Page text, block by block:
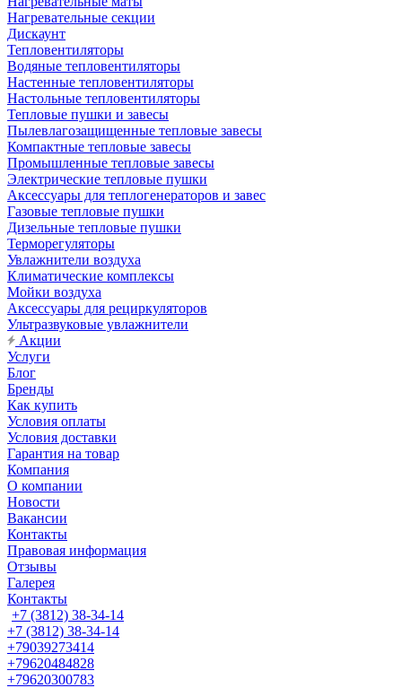
Нагревательные секции
Дискаунт
Тепловентиляторы
Водяные тепловентиляторы
Настенные тепловентиляторы
Настольные тепловентиляторы
Тепловые пушки и завесы
Пылевлагозащищенные тепловые завесы
Компактные тепловые завесы
Промышленные тепловые завесы
Электрические тепловые пушки
Аксессуары для теплогенераторов и завес
Газовые тепловые пушки
Дизельные тепловые пушки
Терморегуляторы
Увлажнители воздуха
Климатические комплексы
Мойки воздуха
Аксессуары для рециркуляторов
Ультразвуковые увлажнители
Акции
Услуги
Блог
Бренды
Как купить
Условия оплаты
Условия доставки
Гарантия на товар
Компания
О компании
Новости
Вакансии
Контакты
Правовая информация
Отзывы
Галерея
Контакты
+7 (3812) 38-34-14
+7 (3812) 38-34-14
+79039273414
+79620484828
+79620300783